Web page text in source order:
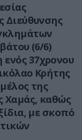
Διεύθυνσης
(6/6)
37χρονου
Κρήτης
της
Χαμάς, καθώς
με σκοπό